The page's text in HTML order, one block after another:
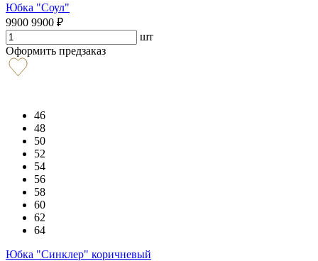
Юбка "Соул"
9900 9900 ₽
шт
Оформить предзаказ
46
48
50
52
54
56
58
60
62
64
Юбка "Синклер" коричневый